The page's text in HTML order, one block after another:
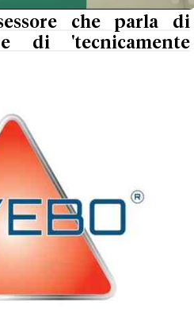
che parla di
di 'tecnicamente